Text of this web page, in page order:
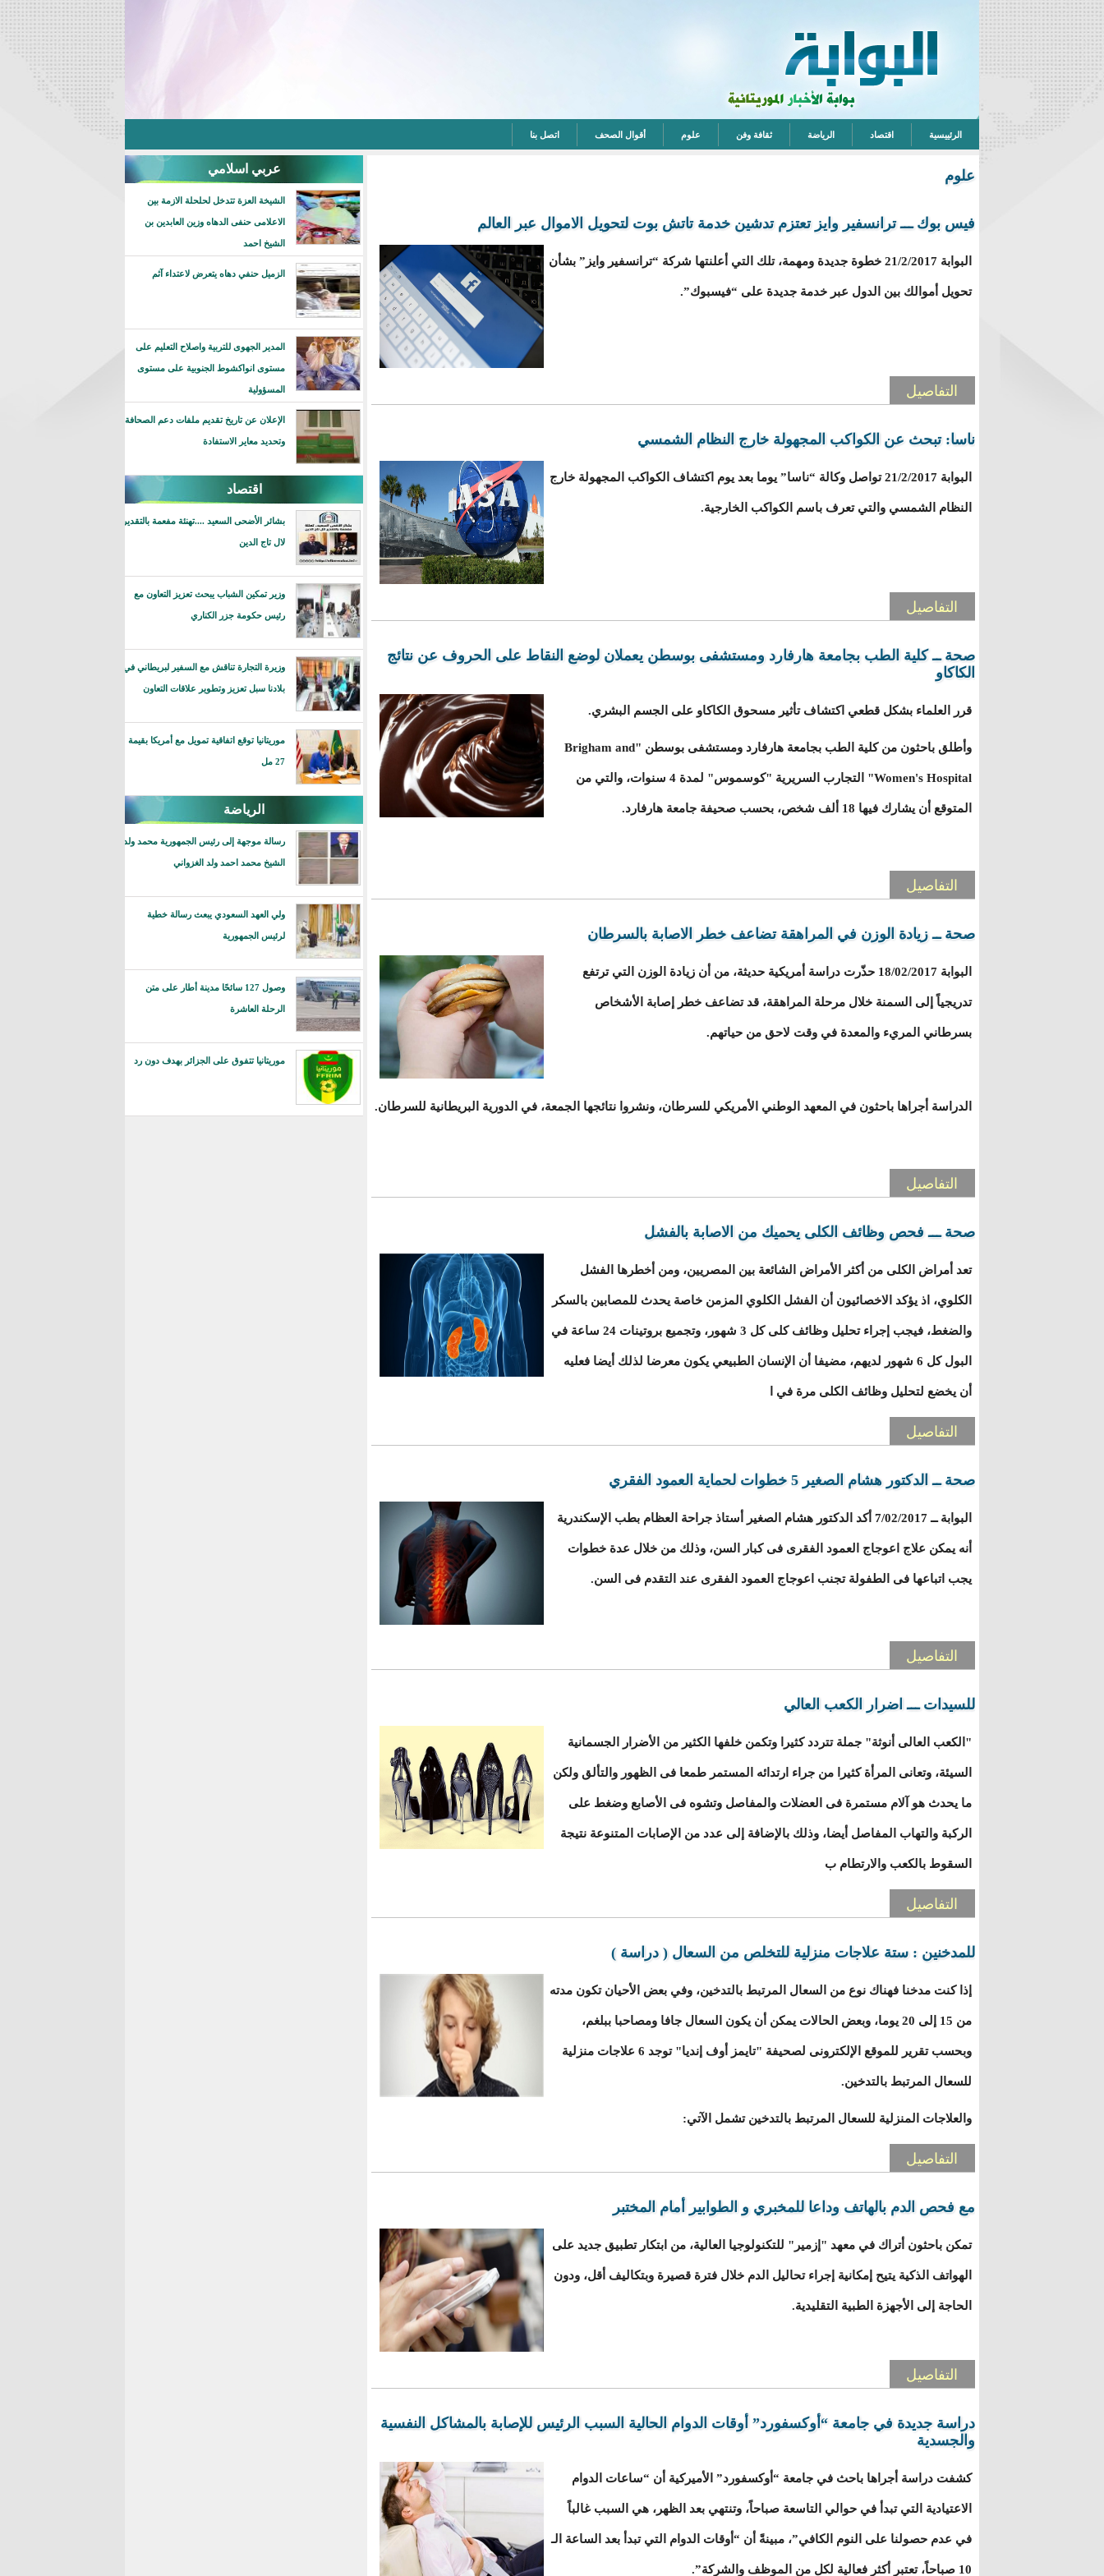
الرئييسية اقتصاد الرياضة ثقافة وفن علوم أقوال الصحف اتصل بنا
علوم
فيس بوك ـــ ترانسفير وايز تعتزم تدشين خدمة تاتش بوت لتحويل الاموال عبر العالم
البوابة 21/2/2017 خطوة جديدة ومهمة، تلك التي أعلنتها شركة “ترانسفير وايز” بشأن
تحويل أموالك بين الدول عبر خدمة جديدة على “فيسبوك”.
التفاصيل
ناسا: تبحث عن الكواكب المجهولة خارج النظام الشمسي
البوابة 21/2/2017 تواصل وكالة “ناسا” يوما بعد يوم اكتشاف الكواكب المجهولة خارج
النظام الشمسي والتي تعرف باسم الكواكب الخارجية.
التفاصيل
صحة ــ كلية الطب بجامعة هارفارد ومستشفى بوسطن يعملان لوضع النقاط على الحروف عن نتائج
الكاكاو
قرر العلماء بشكل قطعي اكتشاف تأثير مسحوق الكاكاو على الجسم البشري.
وأطلق باحثون من كلية الطب بجامعة هارفارد ومستشفى بوسطن "Brigham and
Women's Hospital" التجارب السريرية "كوسموس" لمدة 4 سنوات، والتي من
المتوقع أن يشارك فيها 18 ألف شخص، بحسب صحيفة جامعة هارفارد.
التفاصيل
صحة ــ زيادة الوزن في المراهقة تضاعف خطر الاصابة بالسرطان
البوابة 18/02/2017 حذّرت دراسة أمريكية حديثة، من أن زيادة الوزن التي ترتفع
تدريجياً إلى السمنة خلال مرحلة المراهقة، قد تضاعف خطر إصابة الأشخاص
بسرطاني المريء والمعدة في وقت لاحق من حياتهم.
الدراسة أجراها باحثون في المعهد الوطني الأمريكي للسرطان، ونشروا نتائجها الجمعة، في الدورية البريطانية للسرطان.
التفاصيل
صحة ـــ فحص وظائف الكلى يحميك من الاصابة بالفشل
تعد أمراض الكلى من أكثر الأمراض الشائعة بين المصريين، ومن أخطرها الفشل
الكلوي، اذ يؤكد الاخصائيون أن الفشل الكلوي المزمن خاصة يحدث للمصابين بالسكر
والضغط، فيجب إجراء تحليل وظائف كلى كل 3 شهور، وتجميع بروتينات 24 ساعة في
البول كل 6 شهور لديهم، مضيفا أن الإنسان الطبيعي يكون معرضا لذلك أيضا فعليه
أن يخضع لتحليل وظائف الكلى مرة في ا
التفاصيل
صحة ــ الدكتور هشام الصغير 5 خطوات لحماية العمود الفقري
البوابة ــ 7/02/2017 أكد الدكتور هشام الصغير أستاذ جراحة العظام بطب الإسكندرية
أنه يمكن علاج اعوجاج العمود الفقرى فى كبار السن، وذلك من خلال عدة خطوات
يجب اتباعها فى الطفولة تجنب اعوجاج العمود الفقرى عند التقدم فى السن.
التفاصيل
للسيدات ـــ اضرار الكعب العالي
"الكعب العالى أنوثة" جملة تتردد كثيرا وتكمن خلفها الكثير من الأضرار الجسمانية
السيئة، وتعانى المرأة كثيرا من جراء ارتدائه المستمر طمعا فى الظهور والتألق ولكن
ما يحدث هو آلام مستمرة فى العضلات والمفاصل وتشوه فى الأصابع وضغط على
الركبة والتهاب المفاصل أيضا، وذلك بالإضافة إلى عدد من الإصابات المتنوعة نتيجة
السقوط بالكعب والارتطام ب
التفاصيل
للمدخنين : ستة علاجات منزلية للتخلص من السعال ( دراسة )
إذا كنت مدخنا فهناك نوع من السعال المرتبط بالتدخين، وفي بعض الأحيان تكون مدته
من 15 إلى 20 يوما، وبعض الحالات يمكن أن يكون السعال جافا ومصاحبا ببلغم،
وبحسب تقرير للموقع الإلكترونى لصحيفة "تايمز أوف إنديا" توجد 6 علاجات منزلية
للسعال المرتبط بالتدخين.
والعلاجات المنزلية للسعال المرتبط بالتدخين تشمل الآتي:
التفاصيل
مع فحص الدم بالهاتف وداعا للمخبري و الطوابير أمام المختبر
تمكن باحثون أتراك في معهد "إزمير" للتكنولوجيا العالية، من ابتكار تطبيق جديد على
الهواتف الذكية يتيح إمكانية إجراء تحاليل الدم خلال فترة قصيرة وبتكاليف أقل، ودون
الحاجة إلى الأجهزة الطبية التقليدية.
التفاصيل
دراسة جديدة في جامعة “أوكسفورد” أوقات الدوام الحالية السبب الرئيس للإصابة بالمشاكل النفسية
والجسدية
كشفت دراسة أجراها باحث في جامعة “أوكسفورد” الأميركية أن “ساعات الدوام
الاعتيادية التي تبدأ في حوالي التاسعة صباحاً، وتنتهي بعد الظهر، هي السبب غالباً
في عدم حصولنا على النوم الكافي”، مبينةً أن “أوقات الدوام التي تبدأ بعد الساعة الـ
10 صباحاً، تعتبر أكثر فعالية لكل من الموظف والشركة”.
عربي اسلامي
الشيخة العزة تتدخل لحلحلة الازمة بين
الاعلامى حنفى الدهاه وزين العابدين بن
الشيخ احمد
الزميل حنفي دهاه يتعرض لاعتداء آثم
المدير الجهوى للتربية واصلاح التعليم على
مستوى انواكشوط الجنوبية على مستوى
المسؤولية
الإعلان عن تاريخ تقديم ملفات دعم الصحافة
وتحديد معاير الاستفادة
اقتصاد
بشائر الأضحى السعيد ....تهنئة مفعمة بالتقدير
لال تاج الدين
وزير تمكين الشباب يبحث تعزيز التعاون مع
رئيس حكومة جزر الكناري
وزيرة التجارة تناقش مع السفير لبريطاني في
بلادنا سبل تعزيز وتطوير علاقات التعاون
موريتانيا توقع اتفاقية تمويل مع أمريكا بقيمة
27 مل
الرياضة
رسالة موجهة إلى رئيس الجمهورية محمد ولد
الشيخ محمد احمد ولد الغزواني
ولي العهد السعودي يبعث رسالة خطية
لرئيس الجمهورية
وصول 127 سائحًا مدينة أطار على متن
الرحلة العاشرة
موريتانيا تتفوق على الجزائر بهدف دون رد